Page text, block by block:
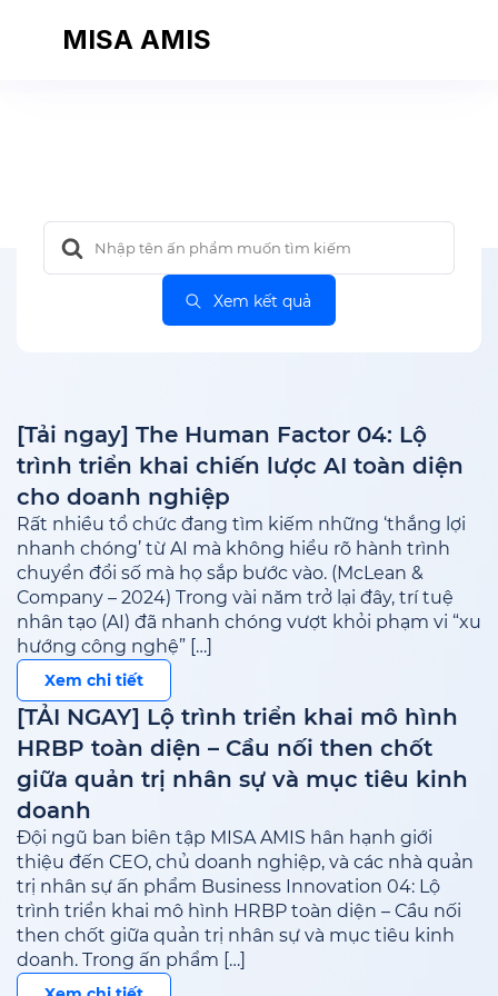
MISA AMIS
Search
for:
Xem kết quả
[Tải ngay] The Human Factor 04: Lộ
trình triển khai chiến lược AI toàn diện
cho doanh nghiệp
Rất nhiều tổ chức đang tìm kiếm những ‘thắng lợi
nhanh chóng’ từ AI mà không hiểu rõ hành trình
chuyển đổi số mà họ sắp bước vào. (McLean &
Company – 2024) Trong vài năm trở lại đây, trí tuệ
nhân tạo (AI) đã nhanh chóng vượt khỏi phạm vi “xu
hướng công nghệ” […]
Xem chi tiết
[TẢI NGAY] Lộ trình triển khai mô hình
HRBP toàn diện – Cầu nối then chốt
giữa quản trị nhân sự và mục tiêu kinh
doanh
Đội ngũ ban biên tập MISA AMIS hân hạnh giới
thiệu đến CEO, chủ doanh nghiệp, và các nhà quản
trị nhân sự ấn phẩm Business Innovation 04: Lộ
trình triển khai mô hình HRBP toàn diện – Cầu nối
then chốt giữa quản trị nhân sự và mục tiêu kinh
doanh. Trong ấn phẩm […]